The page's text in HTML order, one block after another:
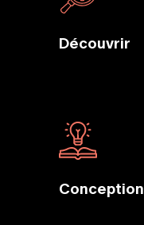
Découvrir
Conception